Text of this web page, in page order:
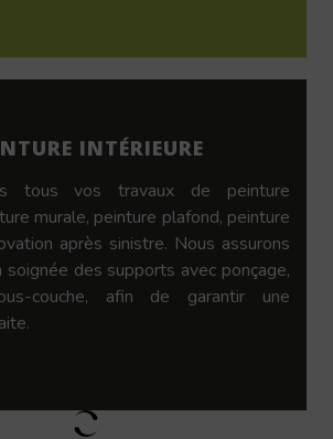
INTÉRIEURE
tous vos travaux de peinture
murale, peinture plafond, peinture
après sinistre. Nous assurons
soignée des supports avec ponçage,
couche, afin de garantir une